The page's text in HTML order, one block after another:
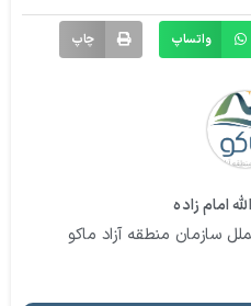
واتساپ چاپ
امام زاده
سازمان منطقه آزاد ماکو